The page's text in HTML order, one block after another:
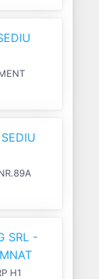
SRL -
H1